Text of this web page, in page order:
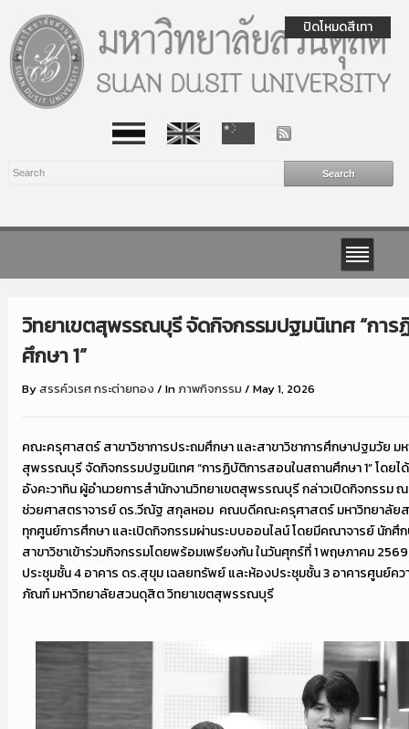
วิทยาเขตสุพรรณบุรี จัดกิจกรรมปฐมนิเทศ “การ
ศึกษา 1”
Byสรรค์วเรศ กระต่ายทอง / Inภาพกิจกรรม / May 1, 2026
คณะครุศาสตร์ สาขาวิชาการประถมศึกษา และสาขาวิชาการศึกษาปฐมวัย
สุพรรณบุรี จัดกิจกรรมปฐมนิเทศ “การฏิบัติการสอนในสถานศึกษา 1” โดย
อังคะวาทิน ผู้อำนวยการสำนักงานวิทยาเขตสุพรรณบุรี กล่าวเปิดกิจกรรม
ช่วยศาสตราจารย์ ดร.วีณัฐ สกุลหอม คณบดีคณะครุศาสตร์ มหาวิทยาลัย
ทุกศูนย์การศึกษา และเปิดกิจกรรมผ่านระบบออนไลน์ โดยมีคณาจารย์ นักศึ
สาขาวิชาเข้าร่วมกิจกรรมโดยพร้อมเพรียงกัน ในวันศุกร์ที่ 1 พฤษภาคม
ประชุมชั้น 4 อาคาร ดร.สุขุม เฉลยทรัพย์ และห้องประชุมชั้น 3 อาคารศูนย์คว
ภัณฑ์ มหาวิทยาลัยสวนดุสิต วิทยาเขตสุพรรณบุรี
ปิดโหมดสีเทา